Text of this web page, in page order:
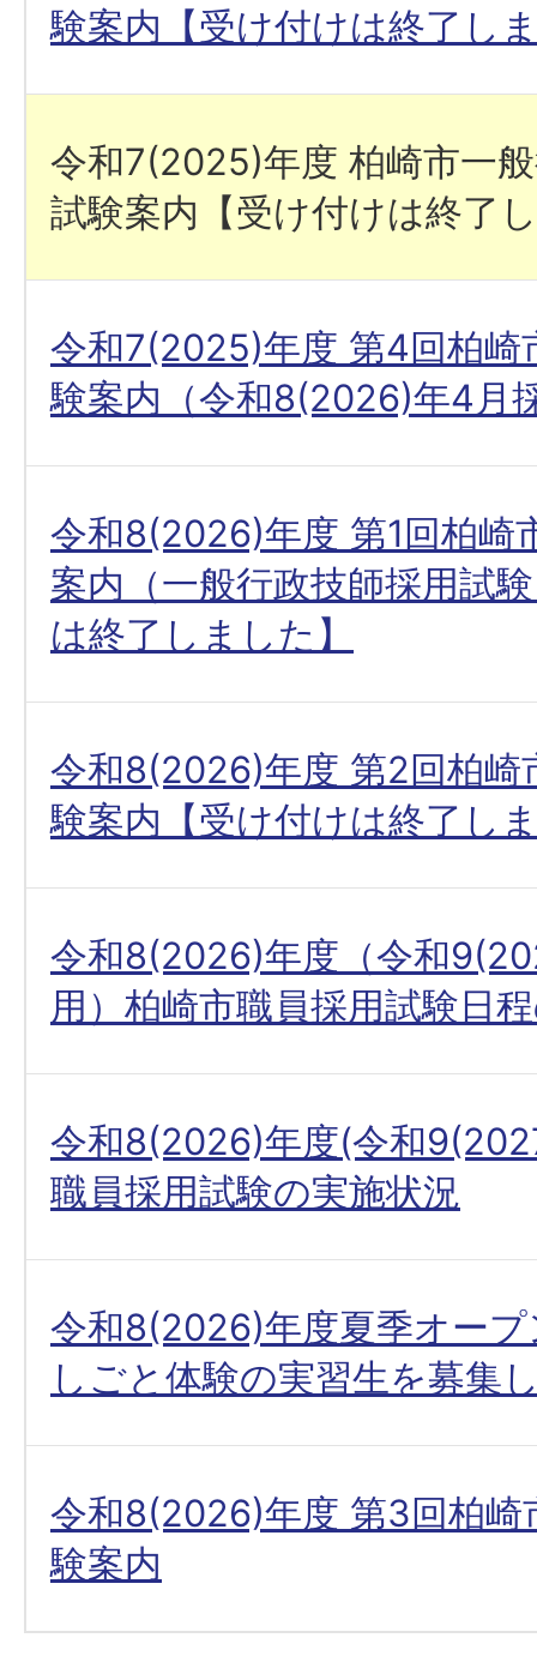
験案内【受け付けは終了し
令和7(2025)年度 柏崎市一
試験案内【受け付けは終了
令和7(2025)年度 第4回柏崎
験案内（令和8(2026)年4月
令和8(2026)年度 第1回柏崎
案内（一般行政技師採用試
は終了しました】
令和8(2026)年度 第2回柏崎
験案内【受け付けは終了し
令和8(2026)年度（令和
用）柏崎市職員採用試験日
令和8(2026)年度(令和
職員採用試験の実施状況
令和8(2026)年度夏季オー
しごと体験の実習生を募集
令和8(2026)年度 第3回柏崎
験案内